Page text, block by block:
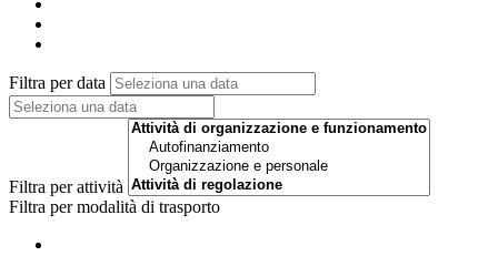
Filtra per data
Filtra per attività
Filtra per modalità di trasporto